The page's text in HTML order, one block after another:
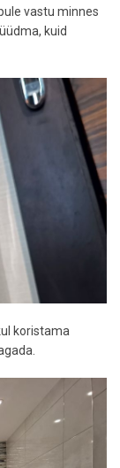
vastu minnes
kuid
koristama